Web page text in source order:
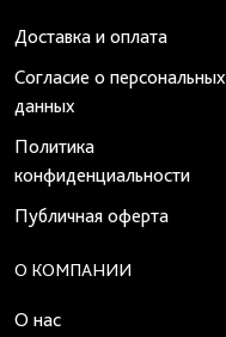
Доставка и оплата
Согласие о персональных
данных
Политика
конфиденциальности
Публичная оферта
О КОМПАНИИ
О нас